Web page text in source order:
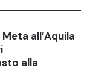
all’Aquila
alla